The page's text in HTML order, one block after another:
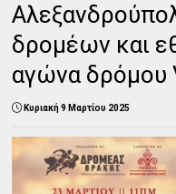
δρομέων και
αγώνα δρόμου
Κυριακή 9 Μαρτίου 2025